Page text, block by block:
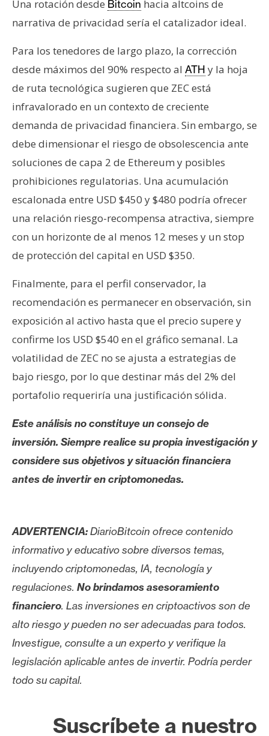
Una rotación desde Bitcoin hacia altcoins de
narrativa de privacidad sería el catalizador ideal.
Para los tenedores de largo plazo, la corrección
desde máximos del 90% respecto al ATH y la hoja
de ruta tecnológica sugieren que ZEC está
infravalorado en un contexto de creciente
demanda de privacidad financiera. Sin embargo, se
debe dimensionar el riesgo de obsolescencia ante
soluciones de capa 2 de Ethereum y posibles
prohibiciones regulatorias. Una acumulación
escalonada entre USD $450 y $480 podría ofrecer
una relación riesgo-recompensa atractiva, siempre
con un horizonte de al menos 12 meses y un stop
de protección del capital en USD $350.
Finalmente, para el perfil conservador, la
recomendación es permanecer en observación, sin
exposición al activo hasta que el precio supere y
confirme los USD $540 en el gráfico semanal. La
volatilidad de ZEC no se ajusta a estrategias de
bajo riesgo, por lo que destinar más del 2% del
portafolio requeriría una justificación sólida.
Este análisis no constituye un consejo de
inversión. Siempre realice su propia investigación y
considere sus objetivos y situación financiera
antes de invertir en criptomonedas.
ADVERTENCIA:DiarioBitcoin ofrece contenido
informativo y educativo sobre diversos temas,
incluyendo criptomonedas, IA, tecnología y
regulaciones. No brindamos asesoramiento
financiero. Las inversiones en criptoactivos son de
alto riesgo y pueden no ser adecuadas para todos.
Investigue, consulte a un experto y verifique la
legislación aplicable antes de invertir. Podría perder
todo su capital.
Suscríbete a nuestro